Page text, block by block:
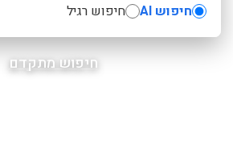
חיפוש AI חיפוש רגיל
חיפוש מתקדם